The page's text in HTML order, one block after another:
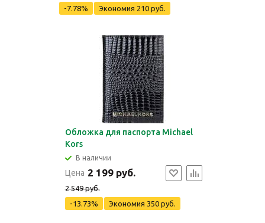
-7.78%
Экономия 210 руб.
Обложка для паспорта Michael
Kors
В наличии
Цена 2 199 руб.
2 549 руб.
-13.73%
Экономия 350 руб.